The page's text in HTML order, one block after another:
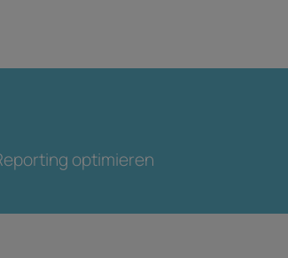
optimieren